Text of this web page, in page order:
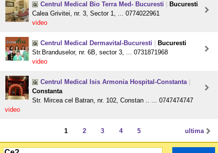
Centrul Medical Bio Terra Med- Bucuresti
Bucuresti
Calea Grivitei, nr. 3, Sector 1, ... 0774022961
video
Centrul Medical Dermavital-Bucuresti
Bucuresti
Str.Branduselor, nr. 6B, sector 3, ... 0731871968
video
Centrul Medical Isis Armonia Hospital-Constanta
Constanta
Str. Mircea cel Batran, nr. 102, Constan .. ... 0747474747
video
ultima
1 2 3 4 5